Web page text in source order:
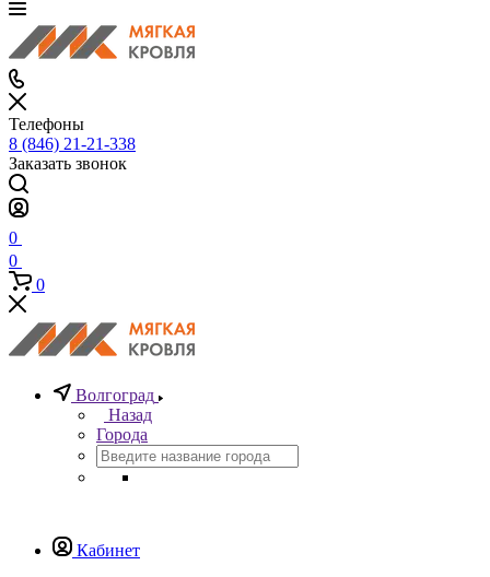
Телефоны
8 (846) 21-21-338
Заказать звонок
0
0
0
Волгоград
Назад
Города
Кабинет